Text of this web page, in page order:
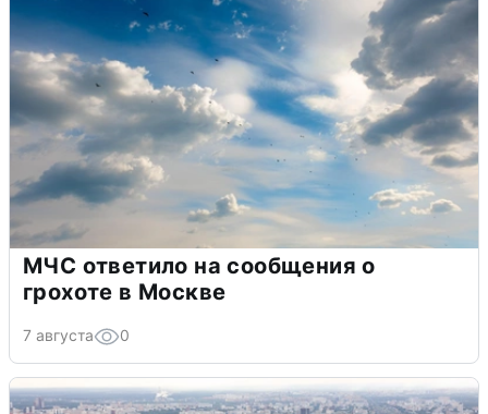
МЧС ответило на сообщения о
грохоте в Москве
7 августа 0